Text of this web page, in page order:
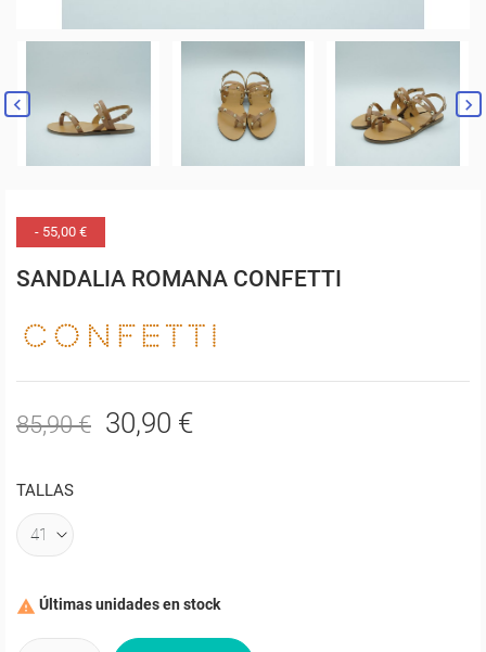
 
- 55,00 €
SANDALIA ROMANA CONFETTI
85,90 € 30,90 €
TALLAS
 Últimas unidades en stock